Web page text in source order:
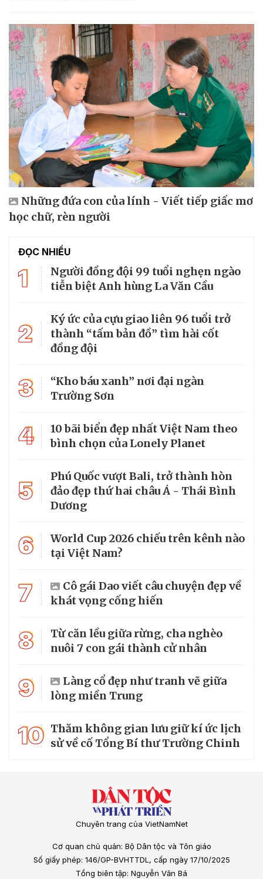
Những đứa con của lính - Viết tiếp giấc mơ
học chữ, rèn người
ĐỌC NHIỀU
1
Người đồng đội 99 tuổi nghẹn ngào
tiễn biệt Anh hùng La Văn Cầu
2
Ký ức của cựu giao liên 96 tuổi trở
thành “tấm bản đồ” tìm hài cốt
đồng đội
3
“Kho báu xanh” nơi đại ngàn
Trường Sơn
4
10 bãi biển đẹp nhất Việt Nam theo
bình chọn của Lonely Planet
5
Phú Quốc vượt Bali, trở thành hòn
đảo đẹp thứ hai châu Á - Thái Bình
Dương
6
World Cup 2026 chiếu trên kênh nào
tại Việt Nam?
7
Cô gái Dao viết câu chuyện đẹp về
khát vọng cống hiến
8
Từ căn lều giữa rừng, cha nghèo
nuôi 7 con gái thành cử nhân
9
Làng cổ đẹp như tranh vẽ giữa
lòng miền Trung
10 Thăm không gian lưu giữ kí ức lịch
sử về cố Tổng Bí thư Trường Chinh
Chuyên trang của VietNamNet
Cơ quan chủ quản: Bộ Dân tộc và Tôn giáo
Số giấy phép: 146/GP-BVHTTDL, cấp ngày 17/10/2025
Tổng biên tập: Nguyễn Văn Bá